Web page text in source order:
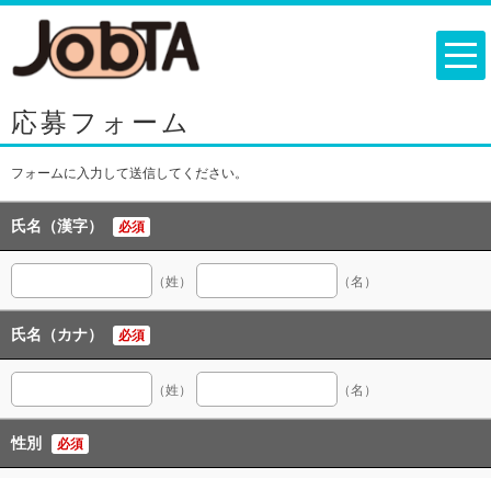
応募フォーム
フォームに入力して送信してください。
氏名（漢字） 必須
（姓） （名）
氏名（カナ） 必須
（姓） （名）
性別 必須